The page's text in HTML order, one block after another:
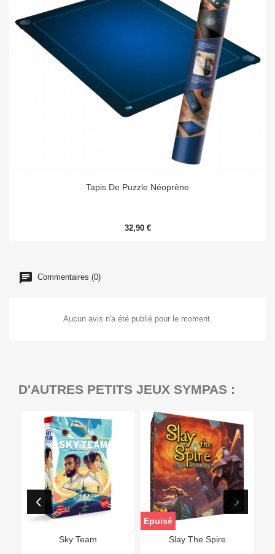
Tapis De Puzzle Néoprène
32,90 €
Commentaires (0)
Aucun avis n'a été publié pour le moment.
D'AUTRES PETITS JEUX SYMPAS :
Sky Team Slay The Spire
Epuisé